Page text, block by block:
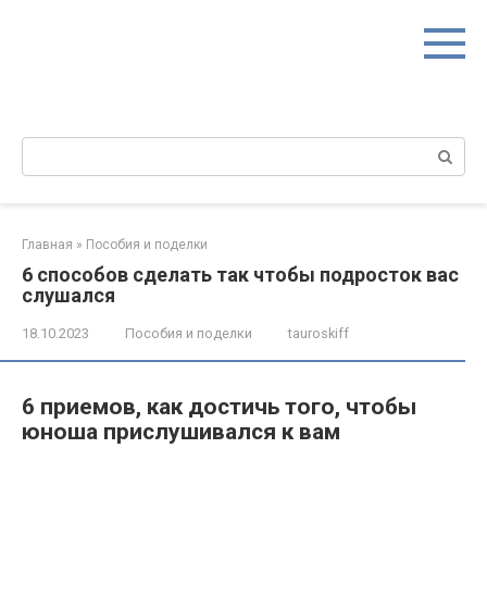
Поиск:
Главная » Пособия и поделки
6 способов сделать так чтобы подросток вас
слушался
18.10.2023 Пособия и поделки tauroskiff
6 приемов, как достичь того, чтобы
юноша прислушивался к вам